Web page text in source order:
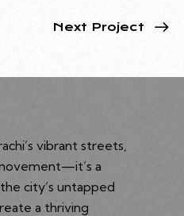
Next Project
vibrant streets,
a
city’s untapped
a thriving